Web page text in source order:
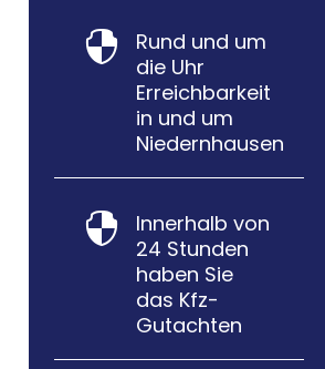

Rund und um
die Uhr
Erreichbarkeit
in und um
Niedernhausen

Innerhalb von
24 Stunden
haben Sie
das Kfz-
Gutachten